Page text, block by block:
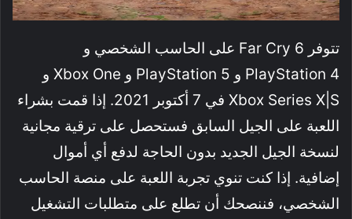
تتوفر Far Cry 6 على الحاسب الشخصي و
PlayStation 4 و PlayStation 5 و Xbox One و
Xbox Series X|S في 7 أكتوبر 2021. إذا قمت بشراء
اللعبة على الجيل السابق فستحصل على ترقية مجانية
لنسخة الجيل الجديد بدون الحاجة لدفع أي أموال
إضافية. إذا كنت تنوي تجربة اللعبة على منصة الحاسب
الشخصي، فننصحك أن تطلع على متطلبات التشغيل